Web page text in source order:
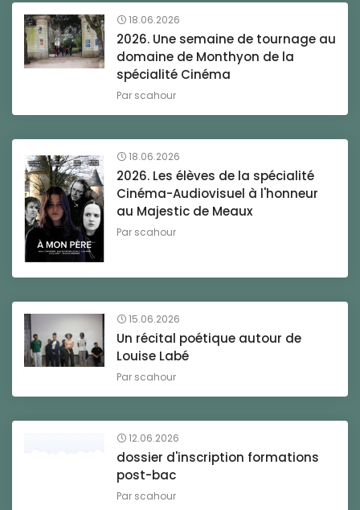
18.06.2026
2026. Une semaine de tournage au
domaine de Monthyon de la
spécialité Cinéma
Par scahour
18.06.2026
2026. Les élèves de la spécialité
Cinéma-Audiovisuel à l'honneur
au Majestic de Meaux
Par scahour
15.06.2026
Un récital poétique autour de
Louise Labé
Par scahour
12.06.2026
dossier d'inscription formations
post-bac
Par scahour